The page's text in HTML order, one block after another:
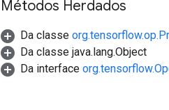
Métodos Herdados
Da classe
Da classe java.lang.Object
Da interface